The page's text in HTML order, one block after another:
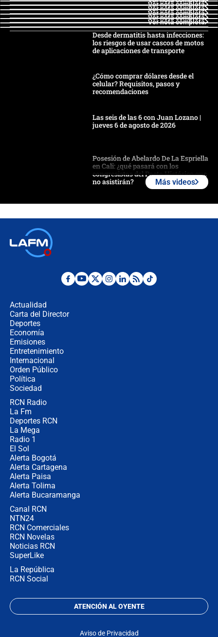
Ver nota completa
Ver nota completa
Ver nota completa
Ver nota completa
Ver nota completa
Desde dermatitis hasta infecciones:
los riesgos de usar cascos de motos
de aplicaciones de transporte
¿Cómo comprar dólares desde el
celular? Requisitos, pasos y
recomendaciones
Las seis de las 6 con Juan Lozano |
jueves 6 de agosto de 2026
Posesión de Abelardo De La Espriella
en Cali: ¿qué pasará con los
congresistas del Pacto Histórico que
no asistirán?
¿Por qué De la Espriella gobernará
Más videos
Actualidad
Carta del Director
Deportes
Economía
Emisiones
Entretenimiento
Internacional
Orden Público
Política
Sociedad
RCN Radio
La Fm
Deportes RCN
La Mega
Radio 1
El Sol
Alerta Bogotá
Alerta Cartagena
Alerta Paisa
Alerta Tolima
Alerta Bucaramanga
Canal RCN
NTN24
RCN Comerciales
RCN Novelas
Noticias RCN
SuperLike
La República
RCN Social
ATENCIÓN AL OYENTE
Aviso de Privacidad